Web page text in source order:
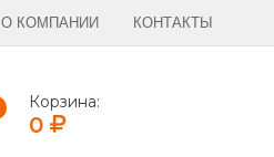
О КОМПАНИИ КОНТАКТЫ
Корзина:
0